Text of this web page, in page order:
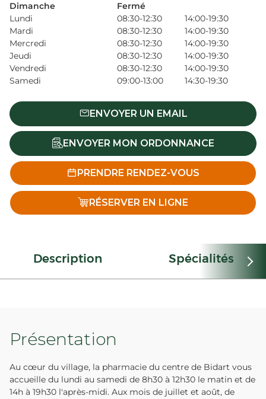
Dimanche
Fermé
Lundi
08:30-12:30
14:00-19:30
Mardi
08:30-12:30
14:00-19:30
Mercredi
08:30-12:30
14:00-19:30
Jeudi
08:30-12:30
14:00-19:30
Vendredi
08:30-12:30
14:00-19:30
Samedi
09:00-13:00 14:30-19:30
ENVOYER UN EMAIL
ENVOYER MON ORDONNANCE
PRENDRE RENDEZ-VOUS
RÉSERVER EN LIGNE
Description Spécialités
Présentation
Au cœur du village, la pharmacie du centre de Bidart vous
accueille du lundi au samedi de 8h30 à 12h30 le matin et de
14h à 19h30 l'après-midi. Aux mois de juillet et août, de